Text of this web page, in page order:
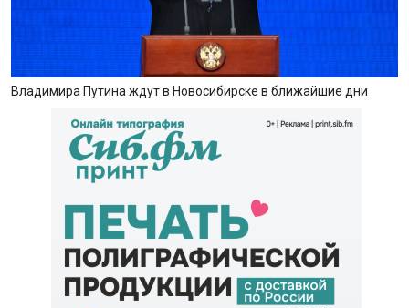
Владимира Путина ждут в Новосибирске в ближайшие дни